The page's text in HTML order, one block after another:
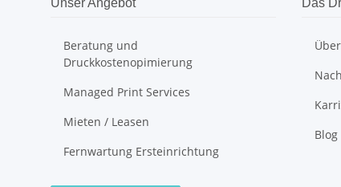
Unser Angebot
Beratung und
Druckkostenopimierung
Managed Print Services
Mieten / Leasen
Fernwartung Ersteinrichtung
Das
Blog